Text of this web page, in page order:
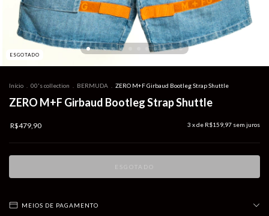
ESGOTADO
Início 00's collection BERMUDA ZERO M+F Girbaud Bootleg Strap Shuttle
ZERO M+F Girbaud Bootleg Strap Shuttle
R$479,90 3 x de R$159,97 sem juros
MEIOS DE PAGAMENTO